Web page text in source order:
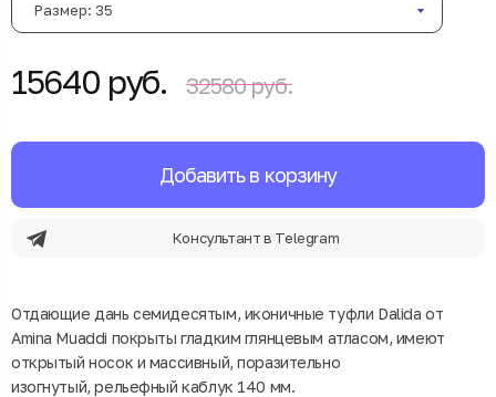
Размер: 35
15640 руб. 32580 руб.
Добавить в корзину
Консультант в Telegram
Отдающие дань семидесятым, иконичные туфли Dalida от
Amina Muaddi покрыты гладким глянцевым атласом, имеют
открытый носок и массивный, поразительно
изогнутый, рельефный каблук 140 мм.